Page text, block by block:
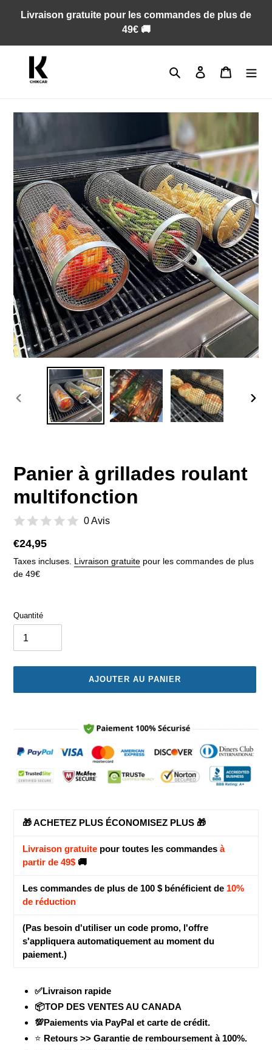
Livraison gratuite pour les commandes de plus de
49€ 🚚
RechercherSe connecter
Panier
DIAPOSITIVE
PRÉCÉDENTE
Panier à grillades roulant
multifonction
0 Avis
Prix
normal
€24,95
Taxes incluses. Livraison gratuite pour les commandes de plus
de 49€
Quantité
AJOUTER AU PANIER
à
panier
🎁 ACHETEZ PLUS ÉCONOMISEZ PLUS 🎁
Livraison gratuite pour toutes les commandes à
partir de 49$ 🚚
Les commandes de plus de 100 $ bénéficient de 10%
de réduction
(Pas besoin d'utiliser un code promo, l'offre
s'appliquera automatiquement au moment du
paiement.)
✅Livraison rapide
📦TOP DES VENTES AU CANADA
💯Paiements via PayPal et carte de crédit.
⭐ Retours >> Garantie de remboursement à 100%.